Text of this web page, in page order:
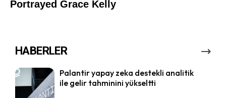
HABERLER
Palantir yapay zeka destekli analitik
ile gelir tahminini yükseltti